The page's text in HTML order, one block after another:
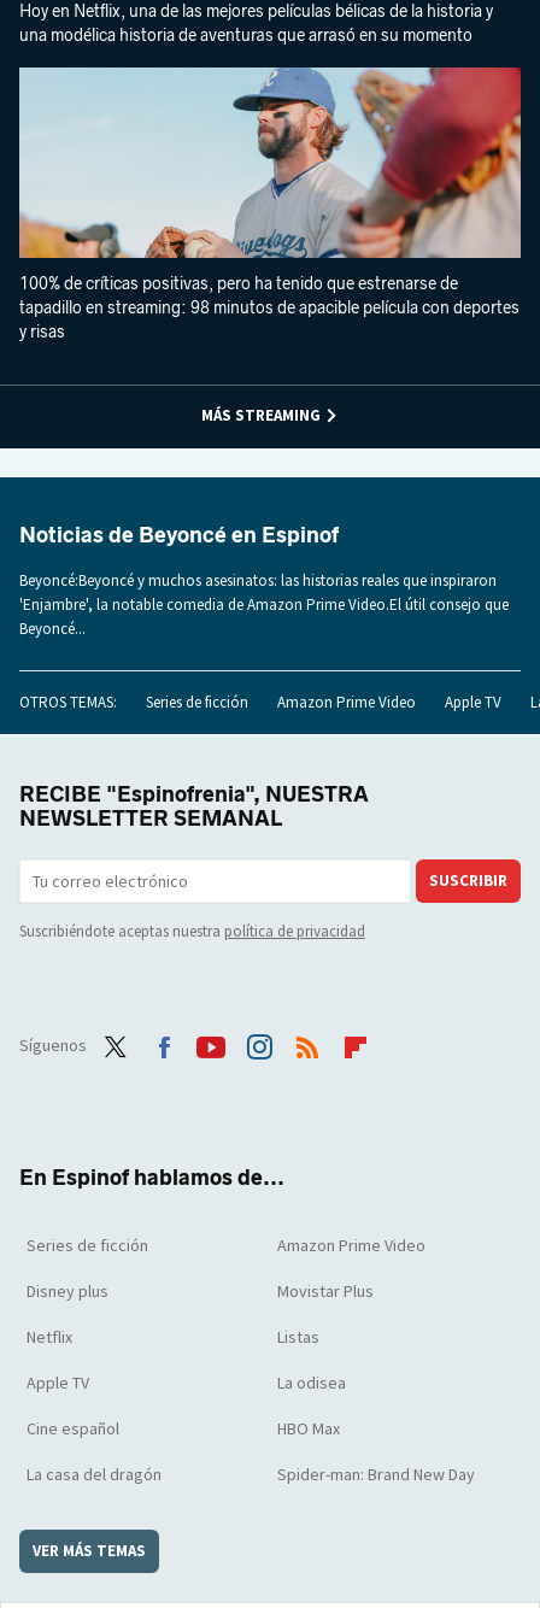
Hoy en Netflix, una de las mejores películas bélicas de la historia y
una modélica historia de aventuras que arrasó en su momento
100% de críticas positivas, pero ha tenido que estrenarse de
tapadillo en streaming: 98 minutos de apacible película con deportes
y risas
MÁS STREAMING
Noticias de Beyoncé en Espinof
Beyoncé:Beyoncé y muchos asesinatos: las historias reales que inspiraron
'Enjambre', la notable comedia de Amazon Prime Video.El útil consejo que
Beyoncé...
OTROS TEMAS: Series de ficción Amazon Prime Video Apple TV
RECIBE "Espinofrenia", NUESTRA
NEWSLETTER SEMANAL
SUSCRIBIR
Suscribiéndote aceptas nuestra política de privacidad
Síguenos
En Espinof hablamos de...
Series de ficción Amazon Prime Video
Disney plus Movistar Plus
Netflix Listas
Apple TV La odisea
Cine español HBO Max
La casa del dragón Spider-man: Brand New Day
VER MÁS TEMAS